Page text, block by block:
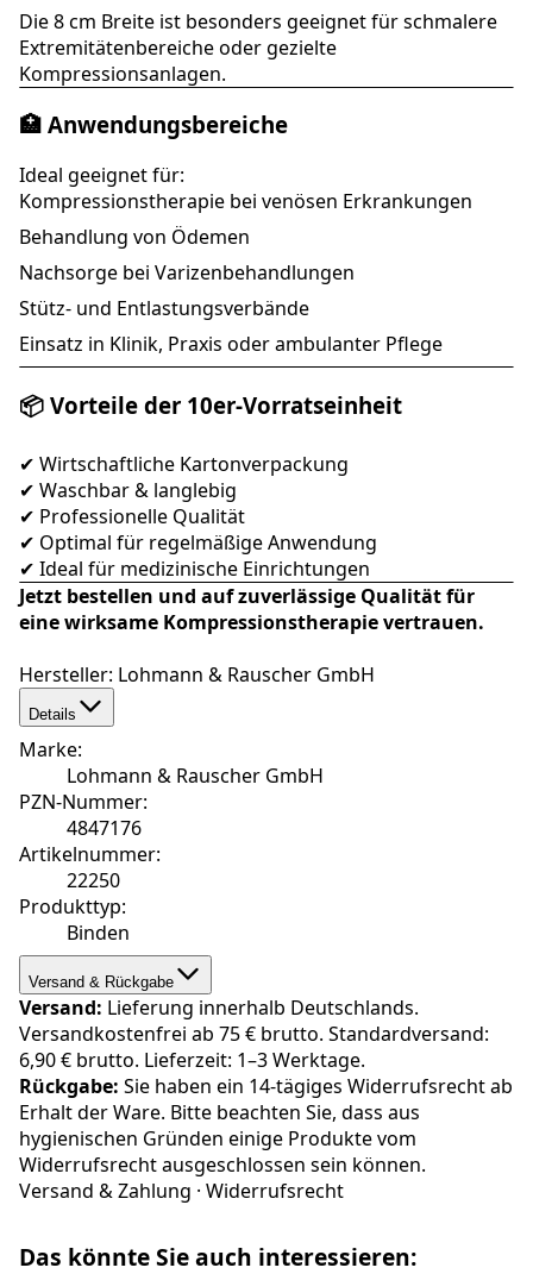
Die 8 cm Breite ist besonders geeignet für schmalere
Extremitätenbereiche oder gezielte
Kompressionsanlagen.
🏥 Anwendungsbereiche
Ideal geeignet für:
Kompressionstherapie bei venösen Erkrankungen
Behandlung von Ödemen
Nachsorge bei Varizenbehandlungen
Stütz- und Entlastungsverbände
Einsatz in Klinik, Praxis oder ambulanter Pflege
📦 Vorteile der 10er-Vorratseinheit
✔ Wirtschaftliche Kartonverpackung
✔ Waschbar & langlebig
✔ Professionelle Qualität
✔ Optimal für regelmäßige Anwendung
✔ Ideal für medizinische Einrichtungen
Jetzt bestellen und auf zuverlässige Qualität für
eine wirksame Kompressionstherapie vertrauen.
Hersteller: Lohmann & Rauscher GmbH
Details
Marke:
Lohmann & Rauscher GmbH
PZN-Nummer:
4847176
Artikelnummer:
22250
Produkttyp:
Binden
Versand & Rückgabe
Versand: Lieferung innerhalb Deutschlands.
Versandkostenfrei ab 75 € brutto. Standardversand:
6,90 € brutto. Lieferzeit: 1–3 Werktage.
Rückgabe: Sie haben ein 14-tägiges Widerrufsrecht ab
Erhalt der Ware. Bitte beachten Sie, dass aus
hygienischen Gründen einige Produkte vom
Widerrufsrecht ausgeschlossen sein können.
Versand & Zahlung · Widerrufsrecht
Das könnte Sie auch interessieren: